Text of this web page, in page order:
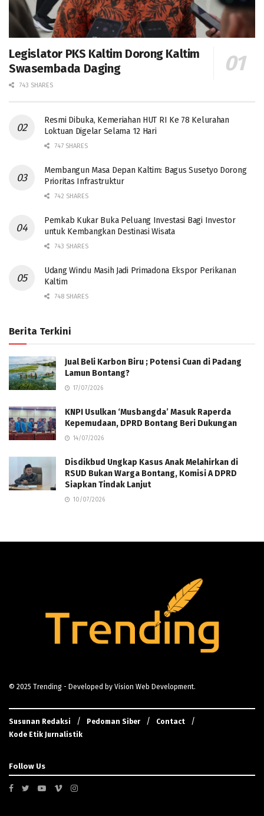
Legislator PKS Kaltim Dorong Kaltim
Swasembada Daging
743 SHARES
Resmi Dibuka, Kemeriahan HUT RI Ke 78 Kelurahan
Loktuan Digelar Selama 12 Hari
747 SHARES
Membangun Masa Depan Kaltim: Bagus Susetyo Dorong
Prioritas Infrastruktur
742 SHARES
Pemkab Kukar Buka Peluang Investasi Bagi Investor
untuk Kembangkan Destinasi Wisata
743 SHARES
Udang Windu Masih Jadi Primadona Ekspor Perikanan
Kaltim
748 SHARES
Berita Terkini
Jual Beli Karbon Biru ; Potensi Cuan di Padang
Lamun Bontang?
17/07/2026
KNPI Usulkan ‘Musbangda’ Masuk Raperda
Kepemudaan, DPRD Bontang Beri Dukungan
14/07/2026
Disdikbud Ungkap Kasus Anak Melahirkan di
RSUD Bukan Warga Bontang, Komisi A DPRD
Siapkan Tindak Lanjut
10/07/2026
© 2025 Trending - Developed by Vision Web Development.
Susunan Redaksi Pedoman Siber
Contact
Kode Etik Jurnalistik
Follow Us